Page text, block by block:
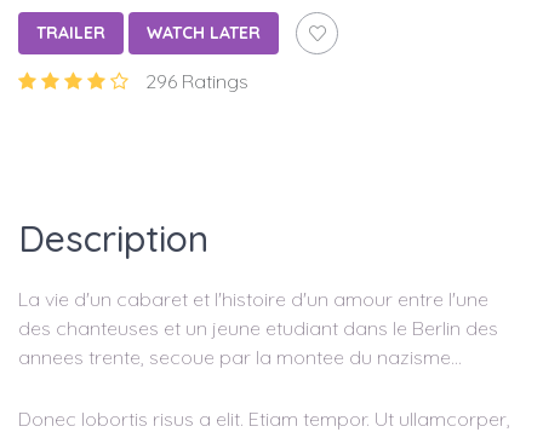
TRAILER WATCH LATER
296 Ratings
Description
La vie d'un cabaret et l'histoire d'un amour entre l'une
des chanteuses et un jeune etudiant dans le Berlin des
annees trente, secoue par la montee du nazisme...
Donec lobortis risus a elit. Etiam tempor. Ut ullamcorper,